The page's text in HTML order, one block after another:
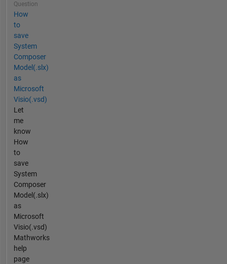
Question
How
to
save
System
Composer
Model(.slx)
as
Microsoft
Visio(.vsd)
Let
me
know
How
to
save
System
Composer
Model(.slx)
as
Microsoft
Visio(.vsd)
Mathworks
help
page